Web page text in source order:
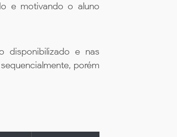
e motivando o aluno
disponibilizado e nas
porém